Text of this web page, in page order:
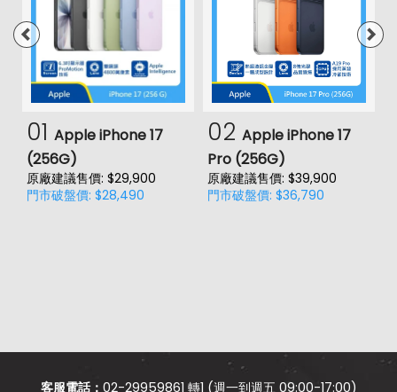
01 Apple iPhone 17
(256G)
原廠建議售價: $29,900
門市破盤價: $28,490
02 Apple iPhone 17
Pro (256G)
原廠建議售價: $39,900
門市破盤價: $36,790
客服電話： 02-29959861 轉1 (週一到週五 09:00-17:00)